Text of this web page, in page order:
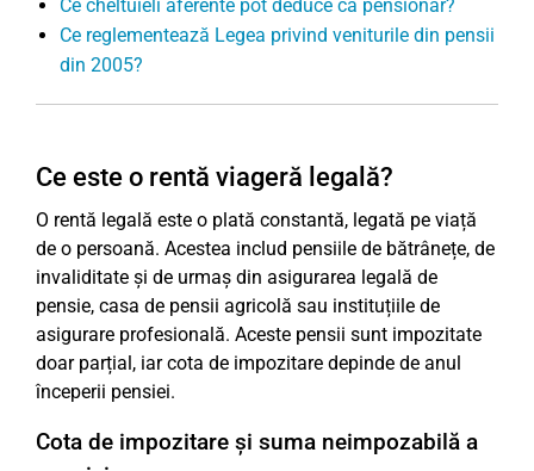
Ce cheltuieli aferente pot deduce ca pensionar?
Ce reglementează Legea privind veniturile din pensii
din 2005?
Ce este o rentă viageră legală?
O rentă legală este o plată constantă, legată pe viață
de o persoană. Acestea includ pensiile de bătrânețe, de
invaliditate și de urmaș din asigurarea legală de
pensie, casa de pensii agricolă sau instituțiile de
asigurare profesională. Aceste pensii sunt impozitate
doar parțial, iar cota de impozitare depinde de anul
începerii pensiei.
Cota de impozitare și suma neimpozabilă a